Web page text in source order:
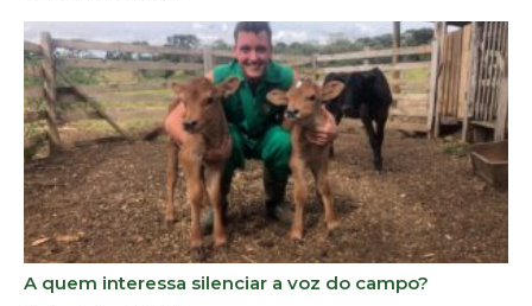
A quem interessa silenciar a voz do campo?